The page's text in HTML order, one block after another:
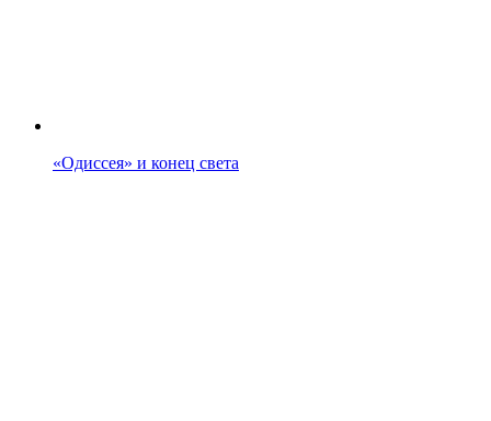
«Одиссея» и конец света